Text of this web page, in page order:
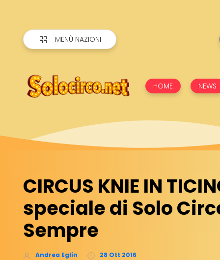
MENÙ NAZIONI
HOME NEWS
CIRCUS KNIE IN
speciale di Solo
Sempre
Andrea Eglin 28 Ott 2016